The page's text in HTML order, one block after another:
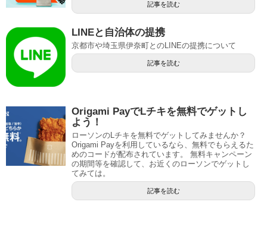
記事を読む
LINEと自治体の提携
京都市や埼玉県伊奈町とのLINEの提携について
記事を読む
Origami PayでLチキを無料でゲットし
よう！
ローソンのLチキを無料でゲットしてみませんか？
Origami Payを利用しているなら、無料でもらえるた
めのコードが配布されています。 無料キャンペーン
の期間等を確認して、お近くのローソンでゲットし
てみては。
記事を読む